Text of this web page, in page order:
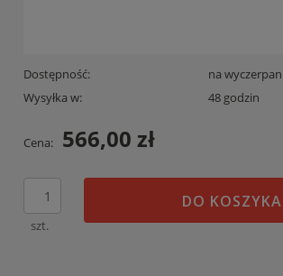
Dostępność:
na
Wysyłka w:
48 godzin
Cena: 566,00 zł
szt.
DO KOSZYKA